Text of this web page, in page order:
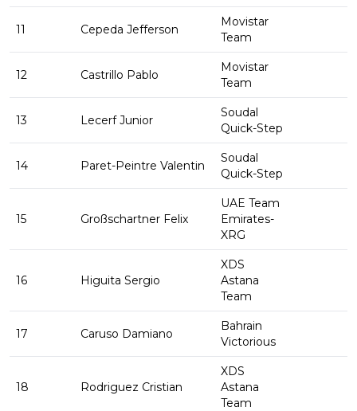
11 Cepeda Jefferson
Movistar
Team
12 Castrillo Pablo
Movistar
Team
13 Lecerf Junior
Soudal
Quick-Step
14 Paret-Peintre Valentin
Soudal
Quick-Step
15 Großschartner Felix
UAE Team
Emirates-
XRG
16 Higuita Sergio
XDS
Astana
Team
17 Caruso Damiano
Bahrain
Victorious
18 Rodriguez Cristian
XDS
Astana
Team